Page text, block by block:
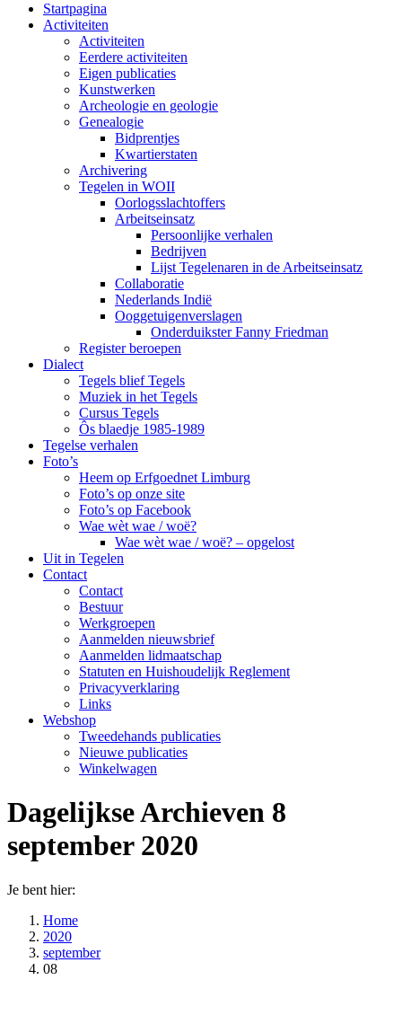
Startpagina
Activiteiten
Activiteiten
Eerdere activiteiten
Eigen publicaties
Kunstwerken
Archeologie en geologie
Genealogie
Bidprentjes
Kwartierstaten
Archivering
Tegelen in WOII
Oorlogsslachtoffers
Arbeitseinsatz
Persoonlijke verhalen
Bedrijven
Lijst Tegelenaren in de Arbeitseinsatz
Collaboratie
Nederlands Indië
Ooggetuigenverslagen
Onderduikster Fanny Friedman
Register beroepen
Dialect
Tegels blief Tegels
Muziek in het Tegels
Cursus Tegels
Ôs blaedje 1985-1989
Tegelse verhalen
Foto’s
Heem op Erfgoednet Limburg
Foto’s op onze site
Foto’s op Facebook
Wae wèt wae / woë?
Wae wèt wae / woë? – opgelost
Uit in Tegelen
Contact
Contact
Bestuur
Werkgroepen
Aanmelden nieuwsbrief
Aanmelden lidmaatschap
Statuten en Huishoudelijk Reglement
Privacyverklaring
Links
Webshop
Tweedehands publicaties
Nieuwe publicaties
Winkelwagen
Dagelijkse Archieven 8
september 2020
Je bent hier:
Home
2020
september
08